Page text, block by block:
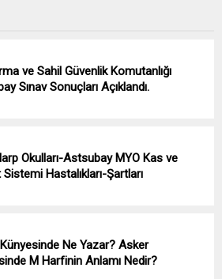
ve Sahil Güvenlik Komutanlığı
Sınav Sonuçları Açıklandı.
Okulları-Astsubay MYO Kas ve
Hastalıkları-Şartları
Ne Yazar? Asker
M Harfinin Anlamı Nedir?